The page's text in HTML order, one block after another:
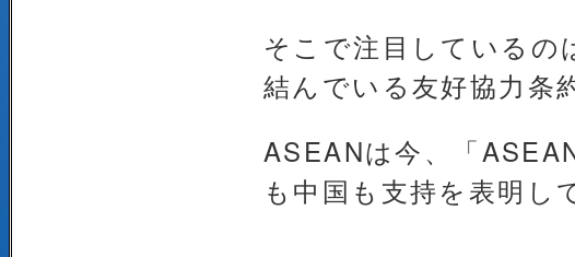
そこで注目しているの
結んでいる友好協力条
ASEANは今、「
も中国も支持を表明し